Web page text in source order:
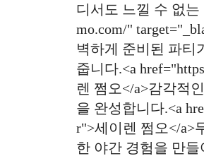
디서도 느낄 수 없
mo.com/"
벽하게 준비된 파티
줍니다.<a
렌 쩜오</a>감각적
을 완성합니다.<a
r">세이렌 쩜오</a>
한 야간 경험을 만들